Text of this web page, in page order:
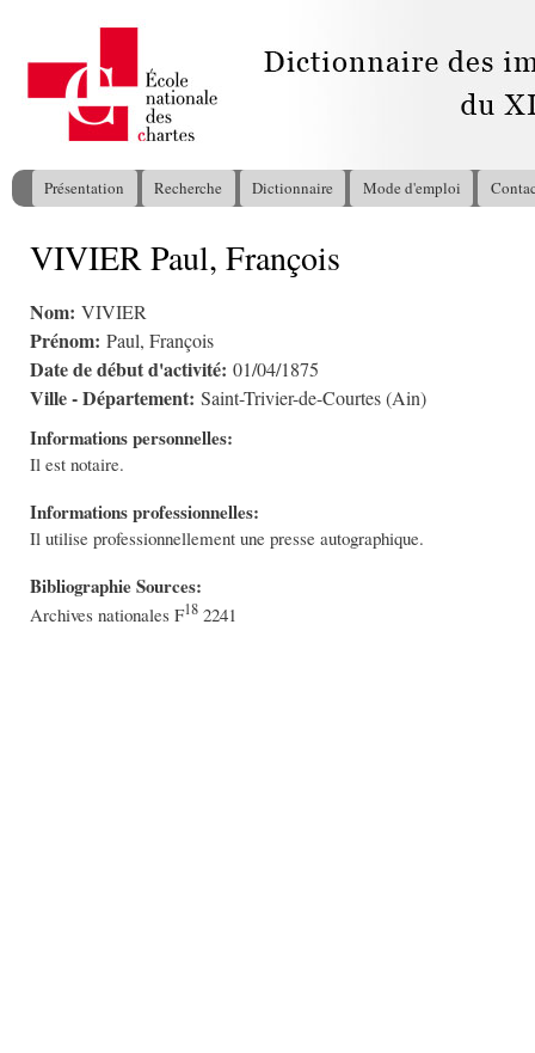
Menu principal
Présentation Recherche Dictionnaire Mode d'emploi
Vous êtes ici
VIVIER Paul, François
Nom: VIVIER
Prénom: Paul, François
Date de début d'activité: 01/04/1875
Ville - Département: Saint-Trivier-de-Courtes (Ain)
Informations personnelles:
Il est notaire.
Informations professionnelles:
Il utilise professionnellement une presse autographique.
Bibliographie Sources:
Archives nationales F18 2241